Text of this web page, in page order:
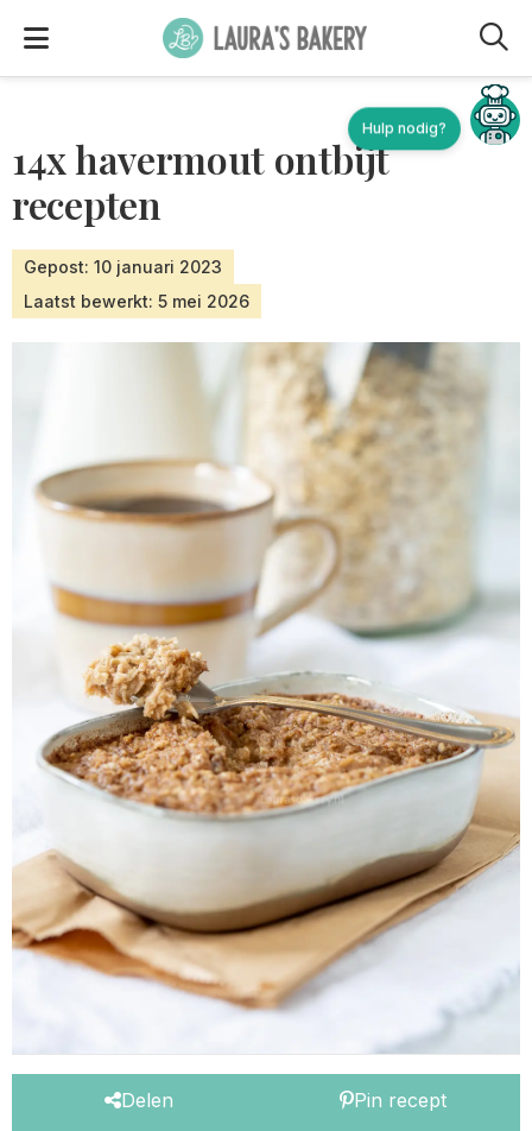
14x havermout ontbijt
recepten
Gepost: 10 januari 2023
Laatst bewerkt: 5 mei 2026
Delen Pin recept
Hulp nodig?